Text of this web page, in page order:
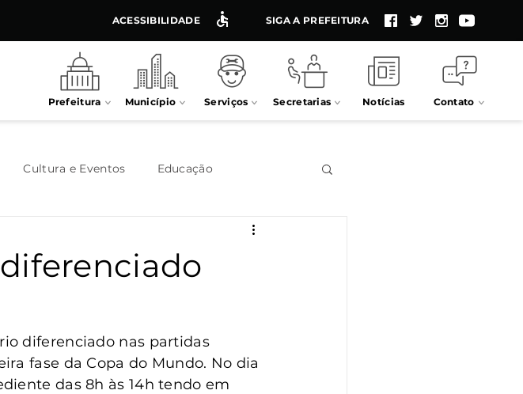
ACESSIBILIDADE SIGA A PREFEITURA
Prefeitura Município Serviços Secretarias Notícias Contato
Cultura e Eventos Educação
diferenciado nas partidas
fase da Copa do Mundo. No dia
das 8h às 14h tendo em